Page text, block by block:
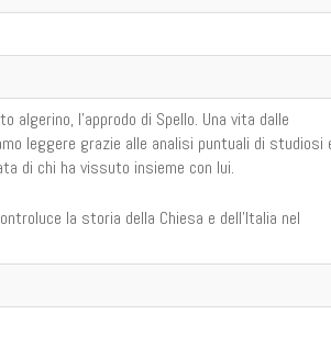
algerino, l'approdo di Spello. Una vita dalle
leggere grazie alle analisi puntuali di studiosi
di chi ha vissuto insieme con lui.
la storia della Chiesa e dell'Italia nel